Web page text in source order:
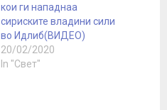
кои ги нападнаа
сириските владини сили
во Идлиб(ВИДЕО)
20/02/2020
In "Свет"